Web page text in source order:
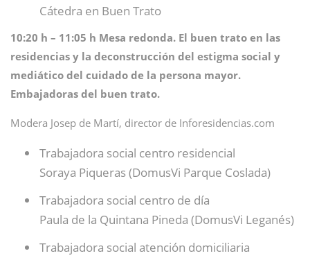
Cátedra en Buen Trato
10:20 h – 11:05 h Mesa redonda. El buen trato en las
residencias y la deconstrucción del estigma social y
mediático del cuidado de la persona mayor.
Embajadoras del buen trato.
Modera Josep de Martí, director de Inforesidencias.com
Trabajadora social centro residencial
Soraya Piqueras (DomusVi Parque Coslada)
Trabajadora social centro de día
Paula de la Quintana Pineda (DomusVi Leganés)
Trabajadora social atención domiciliaria